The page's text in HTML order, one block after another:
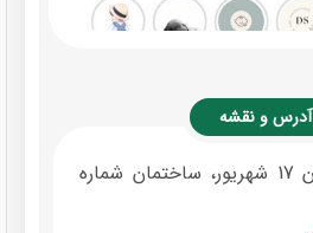
آدرس و نقشه
تبریز، خیابان 17 شهریور، ساختمان شماره